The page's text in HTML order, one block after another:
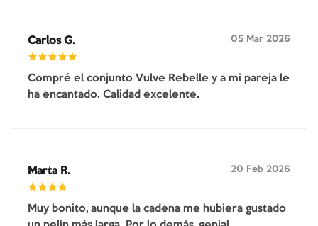
Carlos G. 05 Mar 2026
Compré el conjunto Vulve Rebelle y a mi pareja le
ha encantado. Calidad excelente.
Marta R. 20 Feb 2026
Muy bonito, aunque la cadena me hubiera gustado